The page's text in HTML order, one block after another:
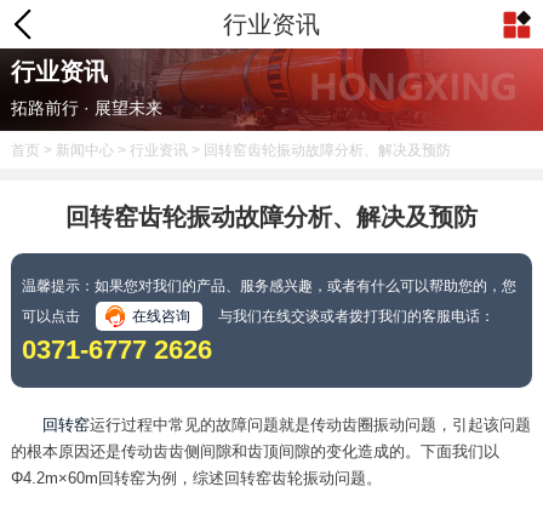
行业资讯
行业资讯
拓路前行 · 展望未来
首页 > 新闻中心> 行业资讯> 回转窑齿轮振动故障分析、解决及预防
回转窑齿轮振动故障分析、解决及预防
温馨提示：如果您对我们的产品、服务感兴趣，或者有什么可以帮助您的，您
可以点击
在线咨询 与我们在线交谈或者拨打我们的客服电话：
0371-6777 2626
回转窑运行过程中常见的故障问题就是传动齿圈振动问题，引起该问题
的根本原因还是传动齿齿侧间隙和齿顶间隙的变化造成的。下面我们以
Φ4.2m×60m回转窑为例，综述回转窑齿轮振动问题。